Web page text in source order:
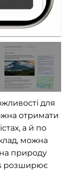
для
отримати
а й по
можна
природу
розширює